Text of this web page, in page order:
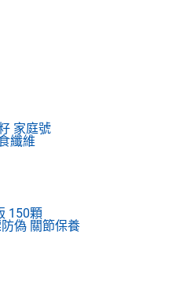
纖維
偽 關節保養